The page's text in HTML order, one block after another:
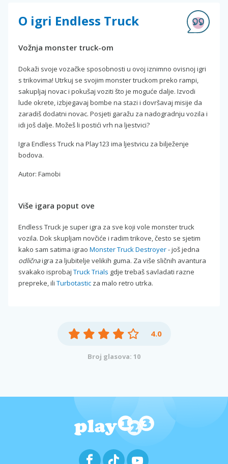
O igri Endless Truck
Vožnja monster truck-om
Dokaži svoje vozačke sposobnosti u ovoj iznimno ovisnoj igri
s trikovima! Utrkuj se svojim monster truckom preko rampi,
sakupljaj novac i pokušaj voziti što je moguće dalje. Izvodi
lude okrete, izbjegavaj bombe na stazi i dovršavaj misije da
zaradiš dodatni novac. Posjeti garažu za nadogradnju vozila i
idi još dalje. Možeš li postići vrh na ljestvici?
Igra Endless Truck na Play123 ima ljestvicu za bilježenje
bodova.
Autor: Famobi
Više igara poput ove
Endless Truck je super igra za sve koji vole monster truck
vozila. Dok skupljam novčiće i radim trikove, često se sjetim
kako sam satima igrao Monster Truck Destroyer- još jedna
odličnaigra za ljubitelje velikih guma. Za više sličnih avantura
svakako isprobaj Truck Trials gdje trebaš savladati razne
prepreke, ili Turbotastic za malo retro utrka.
4.0
Broj glasova: 10